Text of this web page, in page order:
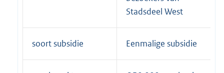
Stadsdeel West
soort subsidie Eenmalige subsidie